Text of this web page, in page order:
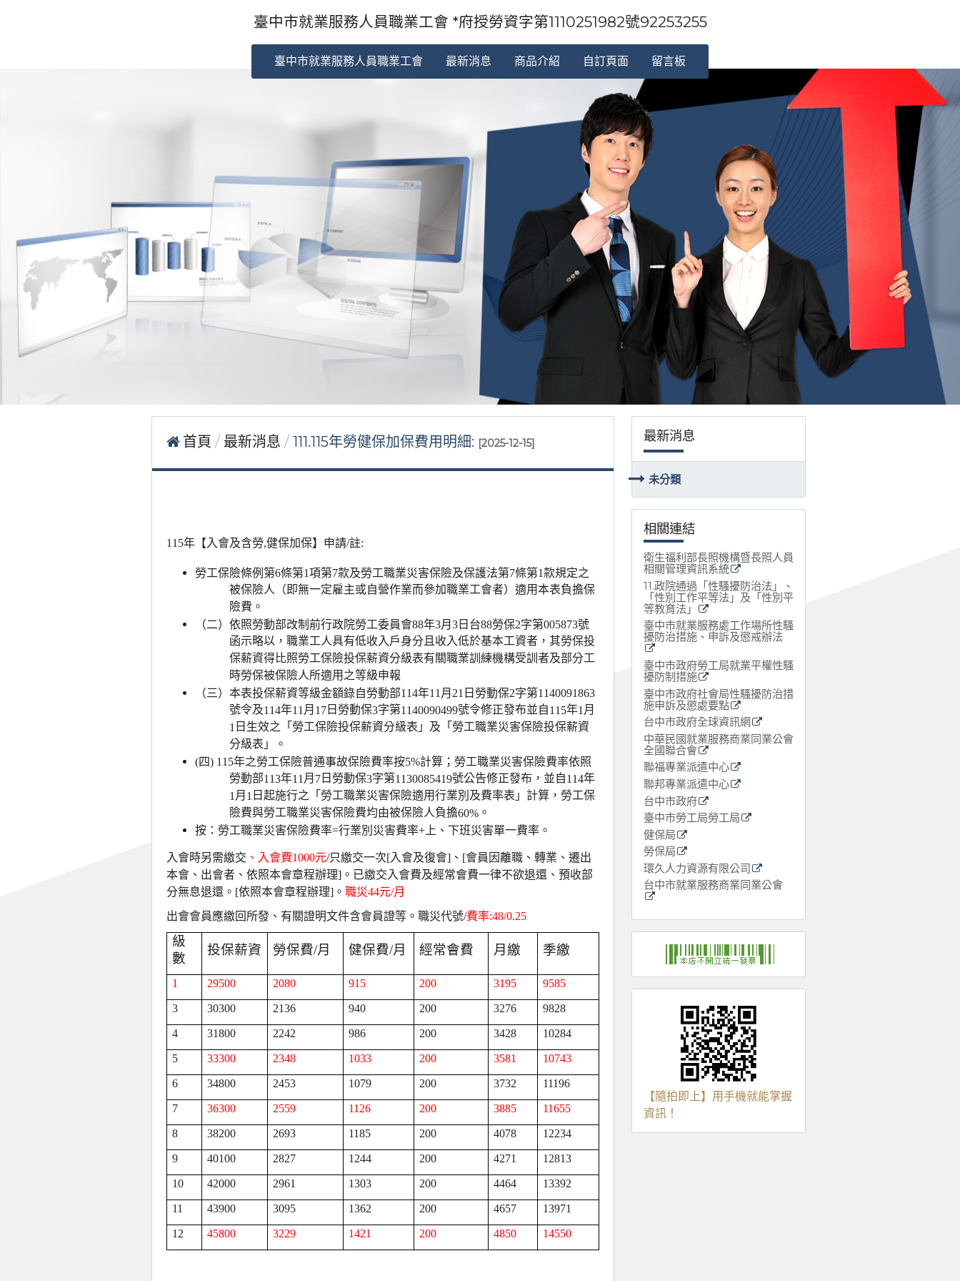
臺中市就業服務人員職業工會 *府授勞資字第1110251982號92253255
臺中市就業服務人員職業工會 最新消息 商品介紹 自訂頁面 留言板
最新消息
未分類
相關連結
衛生福利部長照機構暨長照人員
相關管理資訊系統
11.政院通過「性騷擾防治法」、
「性別工作平等法」及「性別平
等教育法」
臺中市就業服務處工作場所性騷
擾防治措施、申訴及懲戒辦法
臺中市政府勞工局就業平權性騷
擾防制措施
臺中市政府社會局性騷擾防治措
施申訴及懲處要點
台中市政府全球資訊網
中華民國就業服務商業同業公會
全國聯合會
聯福專業派遣中心
聯邦專業派遣中心
台中市政府
臺中市勞工局勞工局
健保局
勞保局
環久人力資源有限公司
台中市就業服務商業同業公會
【隨拍即上】用手機就能掌握
資訊！
首頁 最新消息 111.115年勞健保加保費用明細: [2025-12-15]
115年 【入會及含勞,健保加保】 申請/註:
勞工保險條例第6條第1項第7款及勞工職業災害保險及保護法第7條第1款規定之
被保險人（即無一定雇主或自營作業而參加職業工會者）適用本表負擔保
險費。
（二）依照勞動部改制前行政院勞工委員會88年3月 3 日台88勞保2字第005873號
函示略以，職業工人具有低收入戶身分且收入低於基本工資者，其勞保投
保薪資得比照勞工保險投保薪資分級表有關職業訓練機構受訓者及部分工
時勞保被保險人所適用之等級申報
（三）本表投保薪資等級金額錄自勞動部114年11 月 21 日勞動保2字第1140091863
號令及114年11月 17 日勞動保3字第1140090499號令修正發布並自 115年1月
1 日生效之「勞工保險投保薪資分級表」及「勞工職業災害保險投保薪資
分級表」。
(四) 115年之勞工保險普通事故保險費率按5%計算；勞工職業災害保險費率依照
勞動部113年11月 7 日勞動保3字第1130085419號公告修正發布，並自 114年
1月 1 日起施行之「勞工職業災害保險適用行業別及費率表」計算，勞工保
險費與勞工職業災害保險費均由被保險人負擔60% 。
按：勞工職業災害保險費率=行業別災害費率+ 上、下班災害單一費率。
入會時另需繳交 、入會費1000元/只繳交一次[入會及復會] 、 [會員因離職、轉業、遷出
本會、出會者、依照本會章程辦理] 。已繳交入會費及經常會費一律不欲退還、預收部
分無息退還。 [依照本會章程辦理] 。 職災44元/月
出會會員應繳回所發、有關證明文件含會員證等。職災代號/費率:48/0.25
級
數
投保薪資 勞保費/月 健保費/月 經常會費 月繳 季繳
1 29500 2080 915 200 3195 9585
3 30300 2136 940 200 3276 9828
4 31800 2242 986 200 3428 10284
5 33300 2348 1033 200 3581 10743
6 34800 2453 1079 200 3732 11196
7 36300 2559 1126 200 3885 11655
8 38200 2693 1185 200 4078 12234
9 40100 2827 1244 200 4271 12813
10 42000 2961 1303 200 4464 13392
11 43900 3095 1362 200 4657 13971
12 45800 3229 1421 200 4850 14550